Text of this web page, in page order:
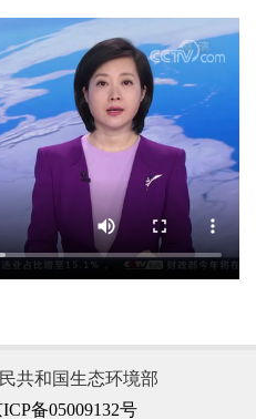
共和国生态环境部
备05009132号